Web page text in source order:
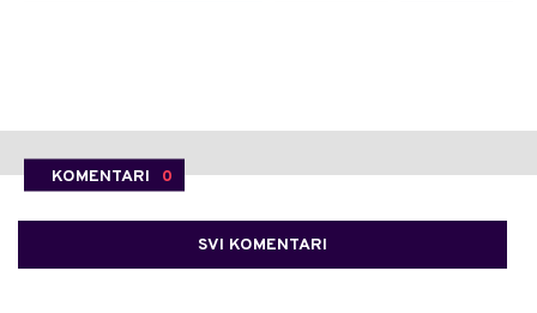
KOMENTARI 0
SVI KOMENTARI